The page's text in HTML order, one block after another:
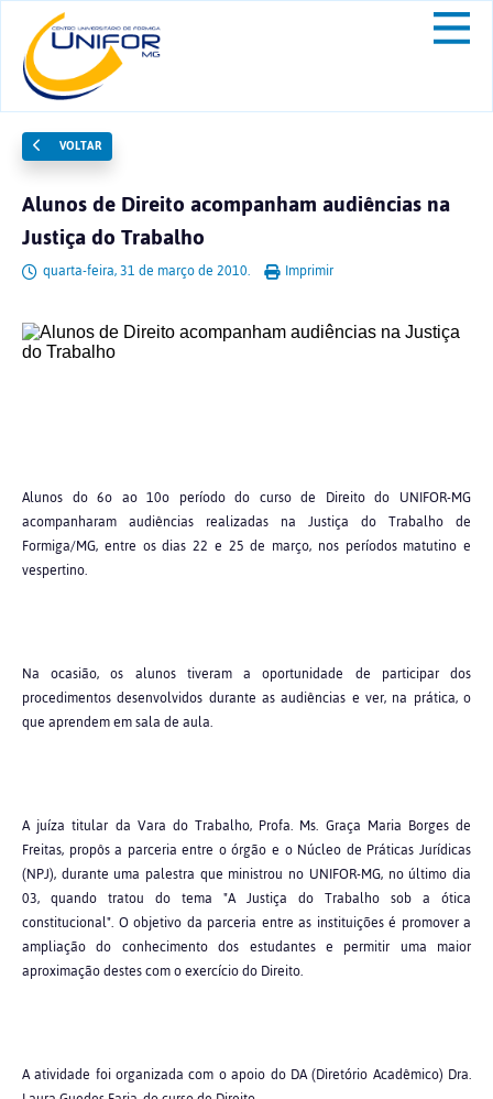
VOLTAR
Alunos de Direito acompanham audiências na
Justiça do Trabalho
quarta-feira, 31 de março de 2010. Imprimir
Alunos do 6o ao 10o período do curso de Direito do UNIFOR-MG
acompanharam audiências realizadas na Justiça do Trabalho de
Formiga/MG, entre os dias 22 e 25 de março, nos períodos matutino e
vespertino.
Na ocasião, os alunos tiveram a oportunidade de participar dos
procedimentos desenvolvidos durante as audiências e ver, na prática, o
que aprendem em sala de aula.
A juíza titular da Vara do Trabalho, Profa. Ms. Graça Maria Borges de
Freitas, propôs a parceria entre o órgão e o Núcleo de Práticas Jurídicas
(NPJ), durante uma palestra que ministrou no UNIFOR-MG, no último dia
03, quando tratou do tema "A Justiça do Trabalho sob a ótica
constitucional". O objetivo da parceria entre as instituições é promover a
ampliação do conhecimento dos estudantes e permitir uma maior
aproximação destes com o exercício do Direito.
A atividade foi organizada com o apoio do DA (Diretório Acadêmico) Dra.